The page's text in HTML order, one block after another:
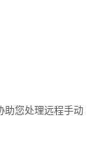
助您处理远程手动